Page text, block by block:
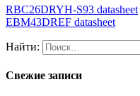
RBC26DRYH-S93 datasheet
EBM43DREF datasheet
Найти:
Свежие записи